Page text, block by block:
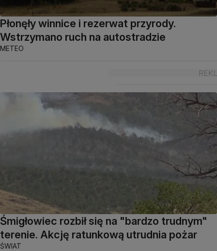
Płonęły winnice i rezerwat przyrody.
Wstrzymano ruch na autostradzie
METEO
Śmigłowiec rozbił się na "bardzo trudnym"
terenie. Akcję ratunkową utrudnia pożar
ŚWIAT